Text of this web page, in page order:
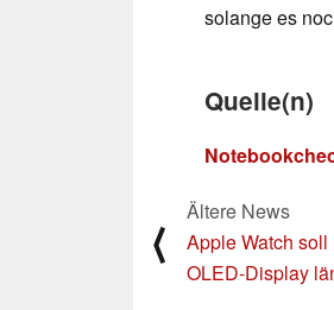
solange es
Quelle(n)
⟨
Ältere News
Apple Watch soll
OLED-Display